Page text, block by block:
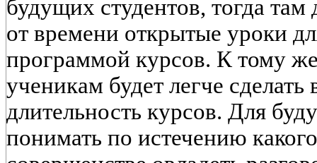
будущих студентов, тогда
от времени открытые уроки
программой курсов. К тому
ученикам будет легче
длительность курсов. Для
понимать по истечению